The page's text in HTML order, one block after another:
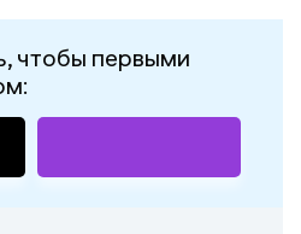
чтобы первыми